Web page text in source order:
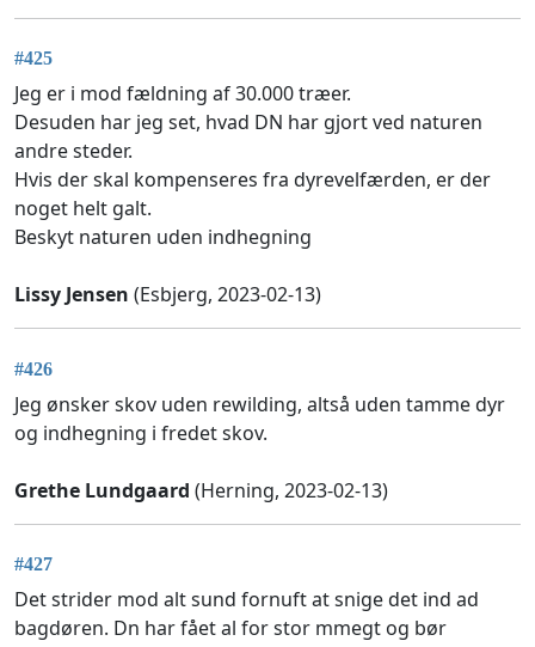
#425
Jeg er i mod fældning af 30.000 træer.
Desuden har jeg set, hvad DN har gjort ved naturen
andre steder.
Hvis der skal kompenseres fra dyrevelfærden, er der
noget helt galt.
Beskyt naturen uden indhegning
Lissy Jensen (Esbjerg, 2023-02-13)
#426
Jeg ønsker skov uden rewilding, altså uden tamme dyr
og indhegning i fredet skov.
Grethe Lundgaard (Herning, 2023-02-13)
#427
Det strider mod alt sund fornuft at snige det ind ad
bagdøren. Dn har fået al for stor mmegt og bør